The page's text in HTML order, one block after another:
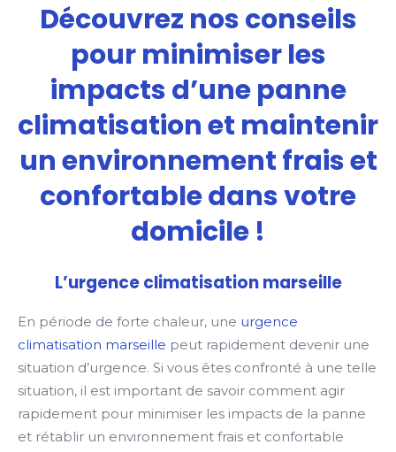
Découvrez nos conseils
pour minimiser les
impacts d’une panne
climatisation et maintenir
un environnement frais et
confortable dans votre
domicile !
L’urgence climatisation marseille
En période de forte chaleur, une urgence
climatisation marseille peut rapidement devenir une
situation d’urgence. Si vous êtes confronté à une telle
situation, il est important de savoir comment agir
rapidement pour minimiser les impacts de la panne
et rétablir un environnement frais et confortable